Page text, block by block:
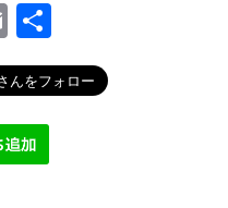
E
m
ail
有